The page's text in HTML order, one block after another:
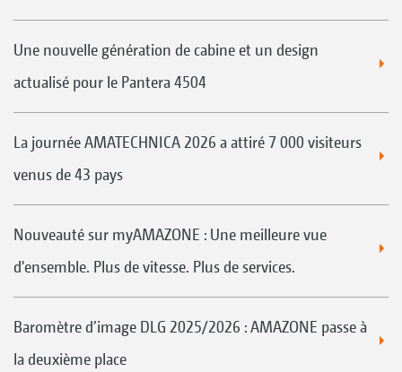
Une nouvelle génération de cabine et un design
actualisé pour le Pantera 4504
La journée AMATECHNICA 2026 a attiré 7 000 visiteurs
venus de 43 pays
Nouveauté sur myAMAZONE : Une meilleure vue
d'ensemble. Plus de vitesse. Plus de services.
Baromètre d’image DLG 2025/2026 : AMAZONE passe à
la deuxième place